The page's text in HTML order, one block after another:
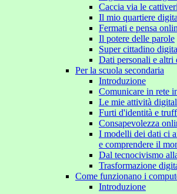
Caccia via le
Il mio quartiere
Fermati e pensa
Il potere delle parole
Super cittadino
Dati personali e altri
Per la scuola secondaria
Introduzione
Comunicare in rete
Le mie attività
Furti d'identità e
Consapevolezza
I modelli dei dati ci
e comprendere il
Dal tecnocivismo
Trasformazione
Come funzionano i
Introduzione